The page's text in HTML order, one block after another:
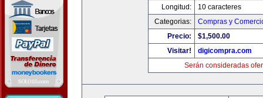
Longitud:
10 caracteres
Categorias:
Compras y
Precio:
$1,500.00
Visitar!
digicompra.com
Serán consideradas